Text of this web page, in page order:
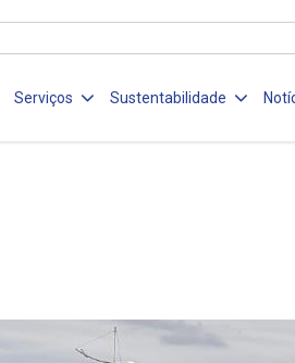
Serviços Sustentabilidade